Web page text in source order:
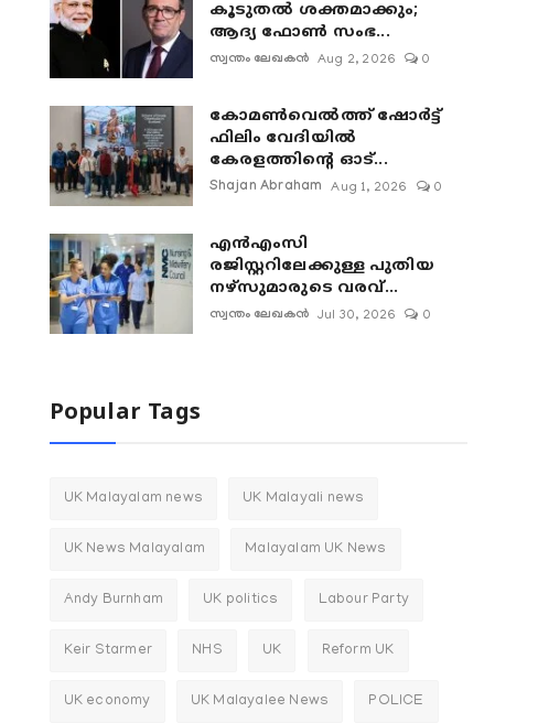
കൂടുതൽ ശക്തമാക്കും;
ആദ്യ ഫോൺ സംഭ...
സ്വന്തം ലേഖകൻ Aug 2, 2026 0
കോമൺവെൽത്ത് ഷോർട്ട്
ഫിലിം വേദിയിൽ
കേരളത്തിന്റെ ഓട്...
Shajan Abraham Aug 1, 2026 0
എൻഎംസി
രജിസ്റ്ററിലേക്കുള്ള പുതിയ
നഴ്‌സുമാരുടെ വരവ്...
സ്വന്തം ലേഖകൻ Jul 30, 2026 0
Popular Tags
UK Malayalam news UK Malayali news
UK News Malayalam Malayalam UK News
Andy Burnham UK politics Labour Party
Keir Starmer NHS UK Reform UK
UK economy UK Malayalee News POLICE